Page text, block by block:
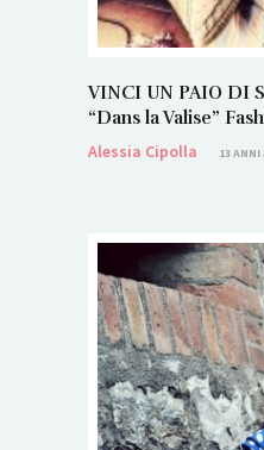
VINCI UN PAIO DI
“Dans la Valise”
Alessia Cipolla
13 ANNI